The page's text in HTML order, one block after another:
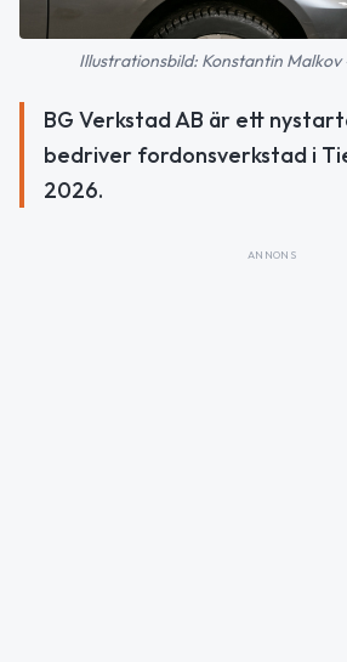
Illustrationsbild: Konstantin
BG Verkstad AB är ett
bedriver fordonsverkstad i
2026.
ANNONS